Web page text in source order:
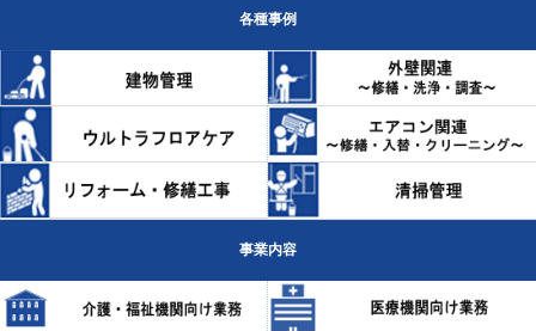
各種事例
事業内容